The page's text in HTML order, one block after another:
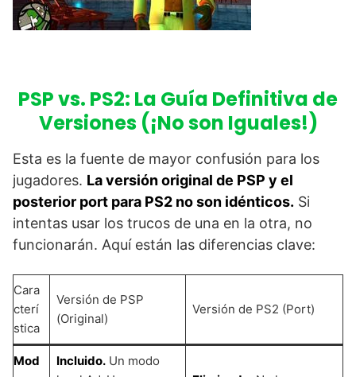
PSP vs. PS2: La Guía Definitiva de
Versiones (¡No son Iguales!)
Esta es la fuente de mayor confusión para los
jugadores. La versión original de PSP y el
posterior port para PS2 no son idénticos. Si
intentas usar los trucos de una en la otra, no
funcionarán. Aquí están las diferencias clave:
Cara
cterí
stica
Versión de PSP
(Original)
Versión de PS2 (Port)
Mod
Incluido.Un modo